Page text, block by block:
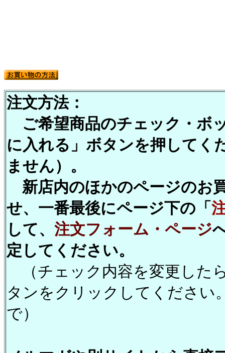
注文方法：
ご希望商品のチェック・ボ
に入れる」ボタンを押してく
ません）。
新店内のほかのページのお
せ、一番最後にページ下の「
して、 注文フォーム・ページ
定してください。
（チェック内容を変更した
タンをクリックしてください
で）